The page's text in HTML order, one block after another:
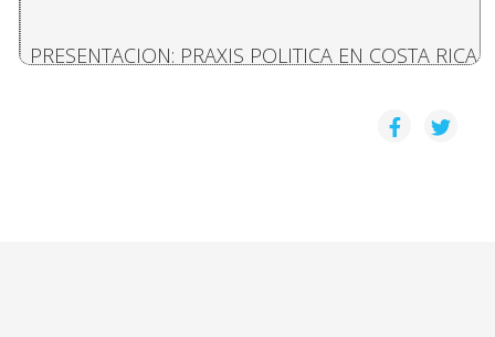
PRESENTACION: PRAXIS POLITICA EN COSTA RICA